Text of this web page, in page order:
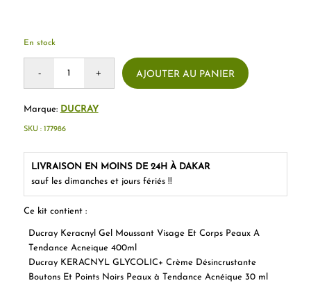
Ce kit contient :
Ducray Keracnyl Gel Moussant Visage Et Corps Peaux A
Tendance Acneique 400ml
Ducray KERACNYL GLYCOLIC+ Crème Désincrustante
Boutons Et Points Noirs Peaux à Tendance Acnéique 30 ml
En stock
AJOUTER AU PANIER
Marque: DUCRAY
LIVRAISON EN MOINS DE 24H À DAKAR
sauf les dimanches et jours fériés !!
SKU : 177986